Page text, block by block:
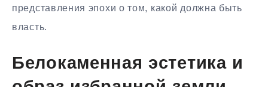
представления эпохи о том, какой должна быть
власть.
Белокаменная эстетика и